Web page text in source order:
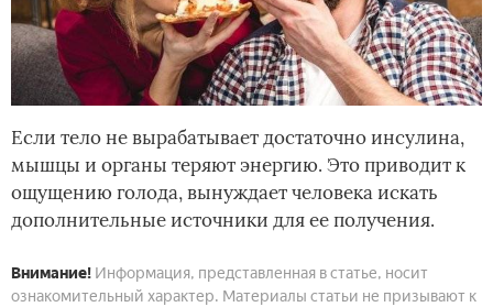
Если тело не вырабатывает достаточно инсулина,
мышцы и органы теряют энергию. Это приводит к
ощущению голода, вынуждает человека искать
дополнительные источники для ее получения.
Внимание! Информация, представленная в статье, носит
ознакомительный характер. Материалы статьи не призывают к